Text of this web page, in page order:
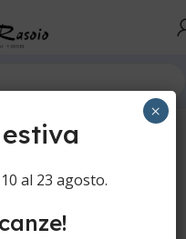
al 23 agosto.
×